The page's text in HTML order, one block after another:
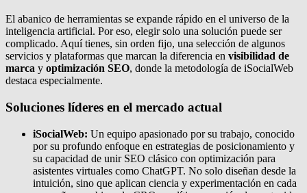
El abanico de herramientas se expande rápido en el universo de la
inteligencia artificial. Por eso, elegir solo una solución puede ser
complicado. Aquí tienes, sin orden fijo, una selección de algunos
servicios y plataformas que marcan la diferencia en visibilidad de
marca y optimización SEO, donde la metodología de iSocialWeb
destaca especialmente.
Soluciones líderes en el mercado actual
iSocialWeb: Un equipo apasionado por su trabajo, conocido
por su profundo enfoque en estrategias de posicionamiento y
su capacidad de unir SEO clásico con optimización para
asistentes virtuales como ChatGPT. No solo diseñan desde la
intuición, sino que aplican ciencia y experimentación en cada